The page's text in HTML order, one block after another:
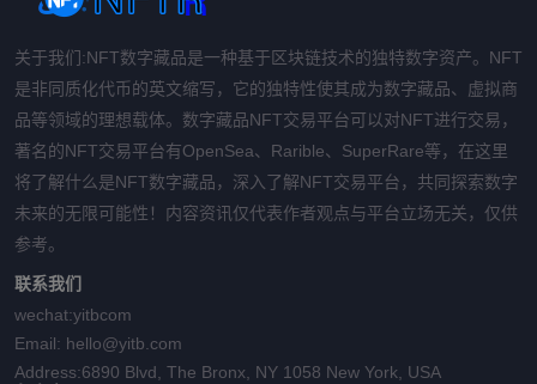
关于我们:NFT数字藏品是一种基于区块链技术的独特数字资产。NFT
是非同质化代币的英文缩写，它的独特性使其成为数字藏品、虚拟商
品等领域的理想载体。数字藏品NFT交易平台可以对NFT进行交易，
著名的NFT交易平台有OpenSea、Rarible、SuperRare等，在这里
将了解什么是NFT数字藏品，深入了解NFT交易平台，共同探索数字
未来的无限可能性！内容资讯仅代表作者观点与平台立场无关，仅供
参考。
联系我们
wechat:yitbcom
Email: hello@yitb.com
Address:6890 Blvd, The Bronx, NY 1058 New York, USA